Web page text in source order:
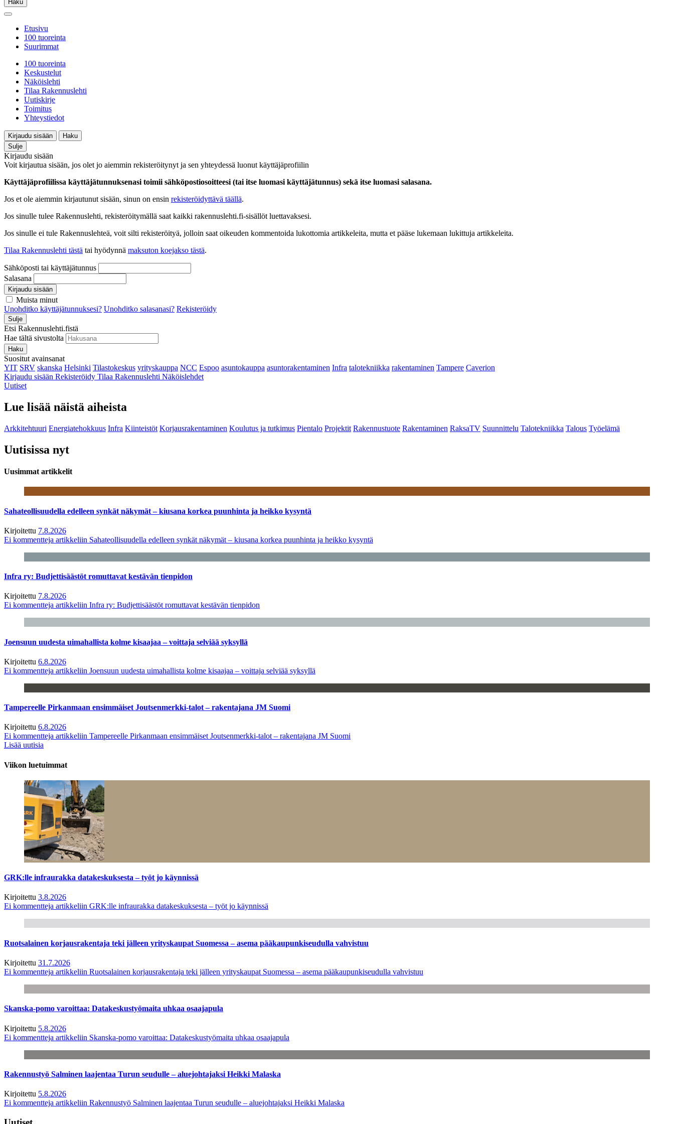
Haku
Etusivu
100 tuoreinta
Suurimmat
100 tuoreinta
Keskustelut
Näköislehti
Tilaa Rakennuslehti
Uutiskirje
Toimitus
Yhteystiedot
Kirjaudu sisään
Haku
Sulje
Kirjaudu sisään
Voit kirjautua sisään, jos olet jo aiemmin rekisteröitynyt ja sen yhteydessä luonut käyttäjäprofiilin
Käyttäjäprofiilissa käyttäjätunnuksenasi toimii sähköpostiosoitteesi (tai itse luomasi käyttäjätunnus) sekä itse luomasi salasana.
Jos et ole aiemmin kirjautunut sisään, sinun on ensin rekisteröidyttävä täällä.
Jos sinulle tulee Rakennuslehti, rekisteröitymällä saat kaikki rakennuslehti.fi-sisällöt luettavaksesi.
Jos sinulle ei tule Rakennuslehteä, voit silti rekisteröityä, jolloin saat oikeuden kommentoida lukottomia artikkeleita, mutta et pääse lukemaan lukittuja artikkeleita.
Tilaa Rakennuslehti tästä tai hyödynnä maksuton koejakso tästä.
Sähköposti tai käyttäjätunnus
Salasana
Kirjaudu sisään
Muista minut
Unohditko käyttäjätunnuksesi? Unohditko salasanasi? Rekisteröidy
Sulje
Etsi Rakennuslehti.fistä
Hae tältä sivustolta
Haku
Suositut avainsanat
YIT SRV skanska Helsinki Tilastokeskus yrityskauppa NCC Espoo asuntokauppa asuntorakentaminen Infra talotekniikka rakentaminen Tampere Caverion
Kirjaudu sisään Rekisteröidy Tilaa Rakennuslehti Näköislehdet
Uutiset
Lue lisää näistä aiheista
Arkkitehtuuri Energiatehokkuus Infra Kiinteistöt Korjausrakentaminen Koulutus ja tutkimus Pientalo Projektit Rakennustuote Rakentaminen RaksaTV Suunnittelu Talotekniikka Talous Työelämä
Uutisissa nyt
Uusimmat artikkelit
Sahateollisuudella edelleen synkät näkymät – kiusana korkea puunhinta ja heikko kysyntä
Kirjoitettu 7.8.2026
Ei kommentteja artikkeliin Sahateollisuudella edelleen synkät näkymät – kiusana korkea puunhinta ja heikko kysyntä
Infra ry: Budjettisäästöt romuttavat kestävän tienpidon
Kirjoitettu 7.8.2026
Ei kommentteja artikkeliin Infra ry: Budjettisäästöt romuttavat kestävän tienpidon
Joensuun uudesta uimahallista kolme kisaajaa – voittaja selviää syksyllä
Kirjoitettu 6.8.2026
Ei kommentteja artikkeliin Joensuun uudesta uimahallista kolme kisaajaa – voittaja selviää syksyllä
Tampereelle Pirkanmaan ensimmäiset Joutsenmerkki-talot – rakentajana JM Suomi
Kirjoitettu 6.8.2026
Ei kommentteja artikkeliin Tampereelle Pirkanmaan ensimmäiset Joutsenmerkki-talot – rakentajana JM Suomi
Lisää uutisia
Viikon luetuimmat
GRK:lle infraurakka datakeskuksesta – työt jo käynnissä
Kirjoitettu 3.8.2026
Ei kommentteja artikkeliin GRK:lle infraurakka datakeskuksesta – työt jo käynnissä
Ruotsalainen korjausrakentaja teki jälleen yrityskaupat Suomessa – asema pääkaupunkiseudulla vahvistuu
Kirjoitettu 31.7.2026
Ei kommentteja artikkeliin Ruotsalainen korjausrakentaja teki jälleen yrityskaupat Suomessa – asema pääkaupunkiseudulla vahvistuu
Skanska-pomo varoittaa: Datakeskustyömaita uhkaa osaajapula
Kirjoitettu 5.8.2026
Ei kommentteja artikkeliin Skanska-pomo varoittaa: Datakeskustyömaita uhkaa osaajapula
Rakennustyö Salminen laajentaa Turun seudulle – aluejohtajaksi Heikki Malaska
Kirjoitettu 5.8.2026
Ei kommentteja artikkeliin Rakennustyö Salminen laajentaa Turun seudulle – aluejohtajaksi Heikki Malaska